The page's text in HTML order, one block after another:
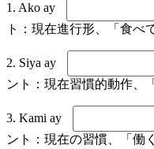
1. Ako ay
ト：現在進行形、「食べ
2. Siya ay
ント：現在習慣的動作、
3. Kami ay
ント：現在の習慣、「働